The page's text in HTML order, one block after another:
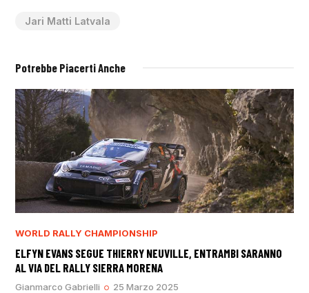
Jari Matti Latvala
Potrebbe Piacerti Anche
WORLD RALLY CHAMPIONSHIP
ELFYN EVANS SEGUE THIERRY NEUVILLE, ENTRAMBI SARANNO
AL VIA DEL RALLY SIERRA MORENA
Gianmarco Gabrielli 25 Marzo 2025